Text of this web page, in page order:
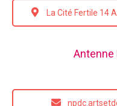
La Cité Fertile 14
Antenne